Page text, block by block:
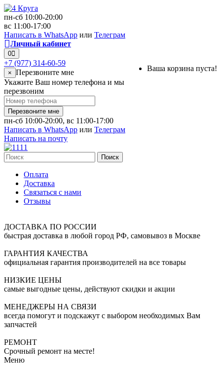
пн-сб 10:00-20:00
вс 11:00-17:00
Написать в WhatsApp или Телеграм
Личный кабинет
0
Ваша корзина пуста!
+7 (977) 314-60-59
× Перезвоните мне
Укажите Ваш номер телефона и мы
перезвоним
Перезвоните мне
пн-сб 10:00-20:00, вс 11:00-17:00
Написать в WhatsApp или Телеграм
Написать на почту
Поиск
Оплата
Доставка
Связаться с нами
Отзывы
ДОСТАВКА ПО РОССИИ
быстрая доставка в любой город РФ, самовывоз в Москве
ГАРАНТИЯ КАЧЕСТВА
официальная гарантия производителей на все товары
НИЗКИЕ ЦЕНЫ
самые выгодные цены, действуют скидки и акции
МЕНЕДЖЕРЫ НА СВЯЗИ
всегда помогут и подскажут с выбором необходимых Вам
запчастей
РЕМОНТ
Срочный ремонт на месте!
Меню